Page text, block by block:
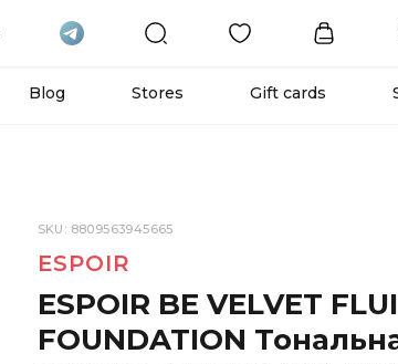
Blog Stores Gift cards
SKU: 8809563945665
ESPOIR
ESPOIR BE VELVET
FOUNDATION